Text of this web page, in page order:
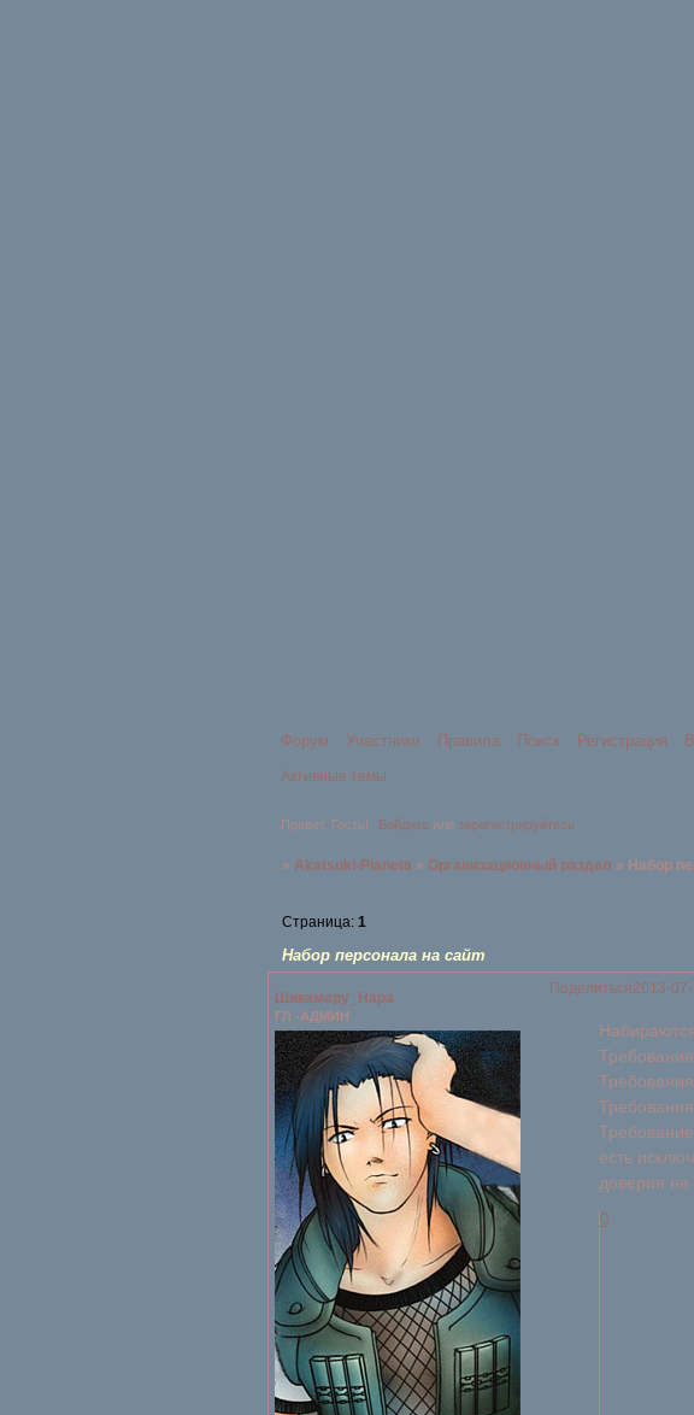
Форум Участники Правила Поиск Регистрация
Активные темы
Привет, Гость! Войдите или зарегистрируйтесь.
»Akatsuki-Planeta »Организационный раздел » Набор
Набор персонала на сайт
Страница:1
Поделиться2013-
Шикамару_Нара
ГЛ -АДМИН
есть
доверия
0